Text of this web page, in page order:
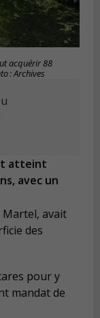
acquérir 88
: Archives
atteint
avec un
Martel, avait
des
pour y
mandat de